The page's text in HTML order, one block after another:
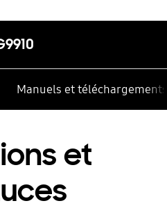
Manuels et téléchargements
et